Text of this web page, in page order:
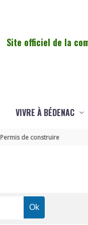
Site officiel de la
VIVRE À BÉDENAC
Permis de construire